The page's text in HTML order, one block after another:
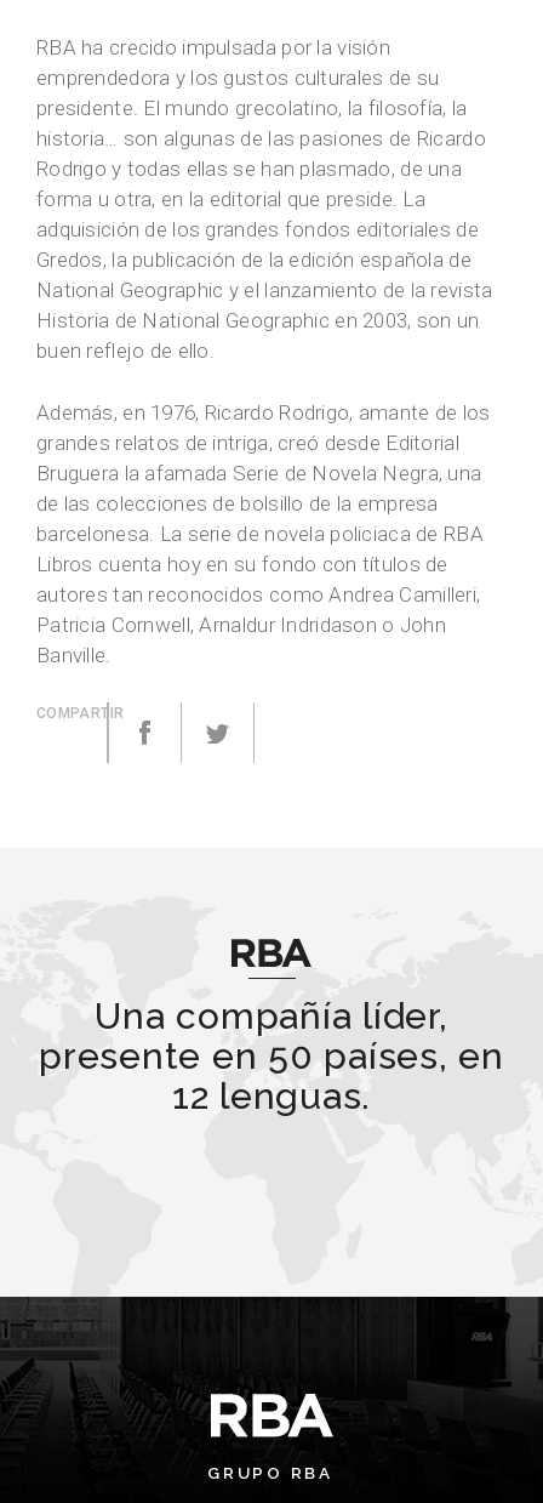
RBA ha crecido impulsada por la visión
emprendedora y los gustos culturales de su
presidente. El mundo grecolatino, la filosofía, la
historia… son algunas de las pasiones de Ricardo
Rodrigo y todas ellas se han plasmado, de una
forma u otra, en la editorial que preside. La
adquisición de los grandes fondos editoriales de
Gredos, la publicación de la edición española de
National Geographic y el lanzamiento de la revista
Historia de National Geographic en 2003, son un
buen reflejo de ello.
Además, en 1976, Ricardo Rodrigo, amante de los
grandes relatos de intriga, creó desde Editorial
Bruguera la afamada Serie de Novela Negra, una
de las colecciones de bolsillo de la empresa
barcelonesa. La serie de novela policiaca de RBA
Libros cuenta hoy en su fondo con títulos de
autores tan reconocidos como Andrea Camilleri,
Patricia Cornwell, Arnaldur Indridason o John
Banville.
COMPARTIR
Una compañía líder,
presente en 50 países, en
12 lenguas.
GRUPO RBA